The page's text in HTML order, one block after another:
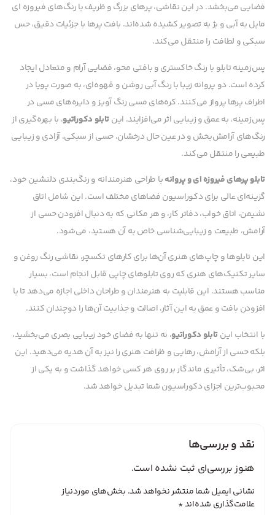
فضایی می‌بخشد. در این نقاشی، پرهای بزرگ و ظریف با رنگ‌های فیروزه ای
مایل به آبی و بژ به تصویر کشیده شده‌اند. بافت پرها با جزئیات دقیق، حس
سبکی و لطافت را منتقل می‌کند.
پس‌زمینه تابلو با رنگ خاکستری و بافتی محو، فضایی آرام و متعادل ایجاد
کرده است. دو پروانه زیبا با رنگ آبی روشن و قهوه‌ای، به صورت پویا در
اطراف پرها پرواز می‌کنند. کره‌های مسی رنگ آویز و دایره‌های مسی در
پس‌زمینه، به عمق و زیبایی اثر می‌افزایند. اینتابلو دکوراتیو، با بهره‌گیری از
رنگ‌های آرامش‌بخش و در عین حال درخشان، حسی از سبکی، آزادی و زیبایی
طبیعی را منتقل می‌کند.
تابلو پرهای فیروزه ای و پروانهبا طراحی هنرمندانه و رنگ‌بندی دلنشین خود،
گزینه‌ای عالی برای دکوراسیون فضاهای مختلف است. این شامل اتاق
نشیمن، اتاق خواب، دفاتر کار، و هر مکانی که به دنبال افزودن حسی از
آرامش، طبیعت و زیبایی‌شناسی خاص به آن هستید، می‌شود.
این تابلوها و چاپ‌های هنری آن‌ها برای کارهای تکسچر، نقاشی رنگ روغن و
سایر تکنیک‌های هنری که روی تابلوهای چاپی قابل انجام است، بسیار
مناسب هستند. این قابلیت به هنرمندان و طراحان داخلی اجازه می‌دهد تا با
افزودن بافت و عمق به این آثار، اصالت و جذابیت آن‌ها را دوچندان کنند.
با انتخاب اینتابلو دکوراتیو، نه تنها به فضای خود زیبایی بصری می‌بخشید،
بلکه حسی از آرامش، رهایی و ظرافت هنری را نیز به آن هدیه می‌دهید. این
اثر، بی‌شک، تأثیری ماندگار بر روی هر کسی خواهد گذاشت و به یکی از
محبوب‌ترین اجزای دکوراسیون شما تبدیل خواهد شد.
نقد و بررسی‌ها
هنوز بررسی‌ای ثبت نشده است.
نشانی ایمیل شما منتشر نخواهد شد. بخش‌های موردنیاز
علامت‌گذاری شده‌اند*